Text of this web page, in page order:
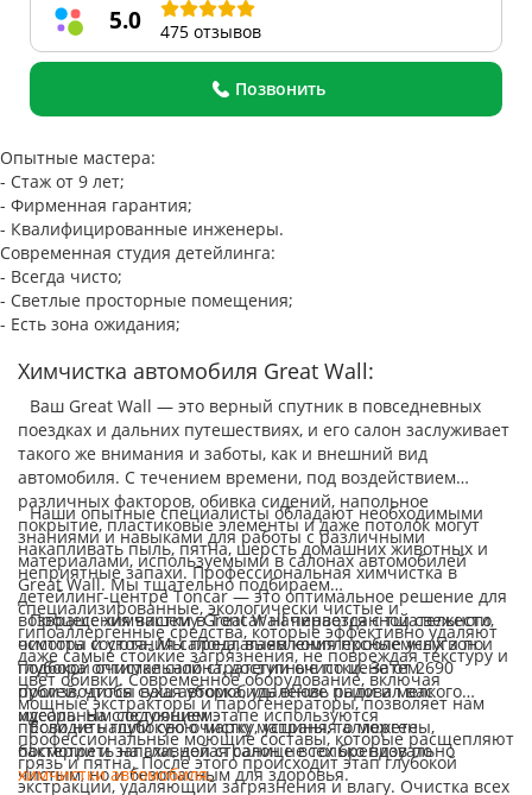
5.0 475 отзывов
Позвонить
Опытные мастера:
- Стаж от 9 лет;
- Фирменная гарантия;
- Квалифицированные инженеры.
Современная студия детейлинга:
- Всегда чисто;
- Светлые просторные помещения;
- Есть зона ожидания;
Химчистка автомобиля Great Wall:
Ваш Great Wall — это верный спутник в повседневных
поездках и дальних путешествиях, и его салон заслуживает
такого же внимания и заботы, как и внешний вид
автомобиля. С течением времени, под воздействием
различных факторов, обивка сидений, напольное
покрытие, пластиковые элементы и даже потолок могут
накапливать пыль, пятна, шерсть домашних животных и
неприятные запахи. Профессиональная химчистка в
детейлинг-центре Toncar — это оптимальное решение для
возвращения вашему Great Wall первозданной свежести,
чистоты и уюта. Мы предлагаем комплексные услуги по
глубокой очистке салона, доступные по цене от 2690
рублей, чтобы ваш автомобиль вновь радовал вас
идеальным состоянием.
Наши опытные специалисты обладают необходимыми
знаниями и навыками для работы с различными
материалами, используемыми в салонах автомобилей
Great Wall. Мы тщательно подбираем
специализированные, экологически чистые и
гипоаллергенные средства, которые эффективно удаляют
даже самые стойкие загрязнения, не повреждая текстуру и
цвет обивки. Современное оборудование, включая
мощные экстракторы и парогенераторы, позволяет нам
проводить глубокую очистку, устраняя аллергены,
бактерии и запахи, делая салон не только визуально
чистым, но и безопасным для здоровья.
Процесс химчистки в Toncar начинается с тщательного
осмотра состояния салона, выявления проблемных зон и
подбора оптимальной стратегии очистки. Затем
производится сухая уборка, удаление пыли и мелкого
мусора. На следующем этапе используются
профессиональные моющие составы, которые расщепляют
грязь и пятна. После этого происходит этап глубокой
экстракции, удаляющий загрязнения и влагу. Очистка всех
Если не нашли свою марку машины, то можете
посмотреть на главной странице всех брендов по
химчистки автомобиля.